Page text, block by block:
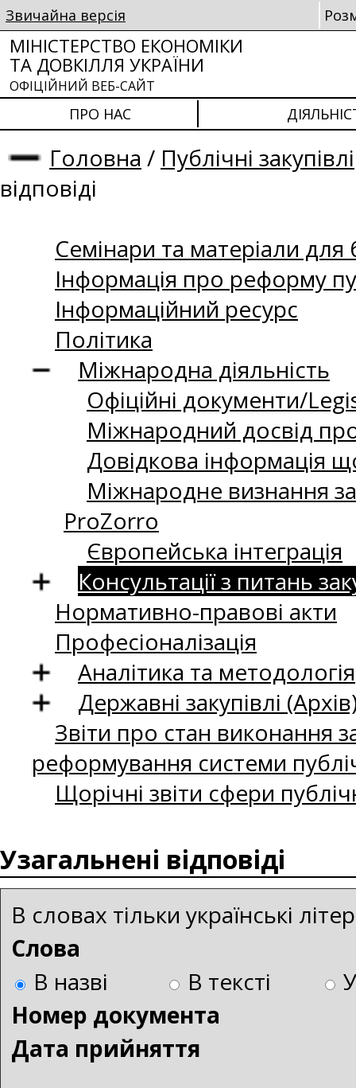
Звичайна версія
МІНІСТЕРСТВО ЕКОНОМІКИ
ТА ДОВКІЛЛЯ УКРАЇНИ
ОФІЦІЙНИЙ ВЕБ-САЙТ
ПРО НАС
Головна / Публічні закупівлі
відповіді
Семінари та матеріали для
Інформація про реформу
Інформаційний ресурс
Політика
Міжнародна діяльність
Офіційні документи/
Міжнародний досвід
Довідкова інформація
Міжнародне визнання
ProZorro
Європейська інтеграція
Консультації з питань
Нормативно-правові акти
Професіоналізація
Аналітика та методологія
Державні закупівлі
Звіти про стан виконання
реформування системи
Щорічні звіти сфери
Узагальнені відповіді
В словах тільки українські
Слова
В назві
В тексті
Номер документа
Дата прийняття